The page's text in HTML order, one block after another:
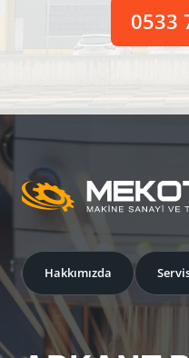
0533
Hakkımızda